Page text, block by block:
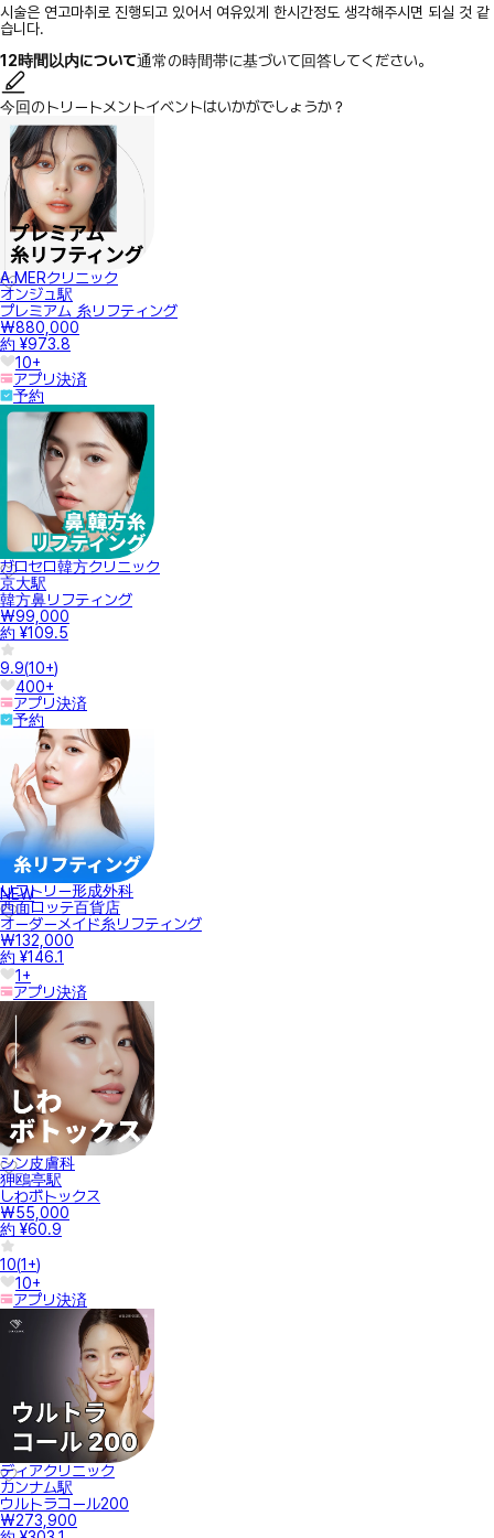
시술은 연고마취로 진행되고 있어서 여유있게 한시간정도 생각해주시면 되실 것 같
습니다.
12時間以内について通常の時間帯に基づいて回答してください。
今回のトリートメントイベントはいかがでしょうか？
A.MERクリニック
オンジュ駅
プレミアム 糸リフティング
₩880,000
約 ¥973.8
10+
アプリ決済
予約
ガロセロ韓方クリニック
京大駅
韓方鼻リフティング
₩99,000
約 ¥109.5
9.9(10+)
400+
アプリ決済
予約
NEW
リフトリー形成外科
西面ロッテ百貨店
オーダーメイド糸リフティング
₩132,000
約 ¥146.1
1+
アプリ決済
シン皮膚科
狎鴎亭駅
しわボトックス
₩55,000
約 ¥60.9
10(1+)
10+
アプリ決済
ディアクリニック
カンナム駅
ウルトラコール200
₩273,900